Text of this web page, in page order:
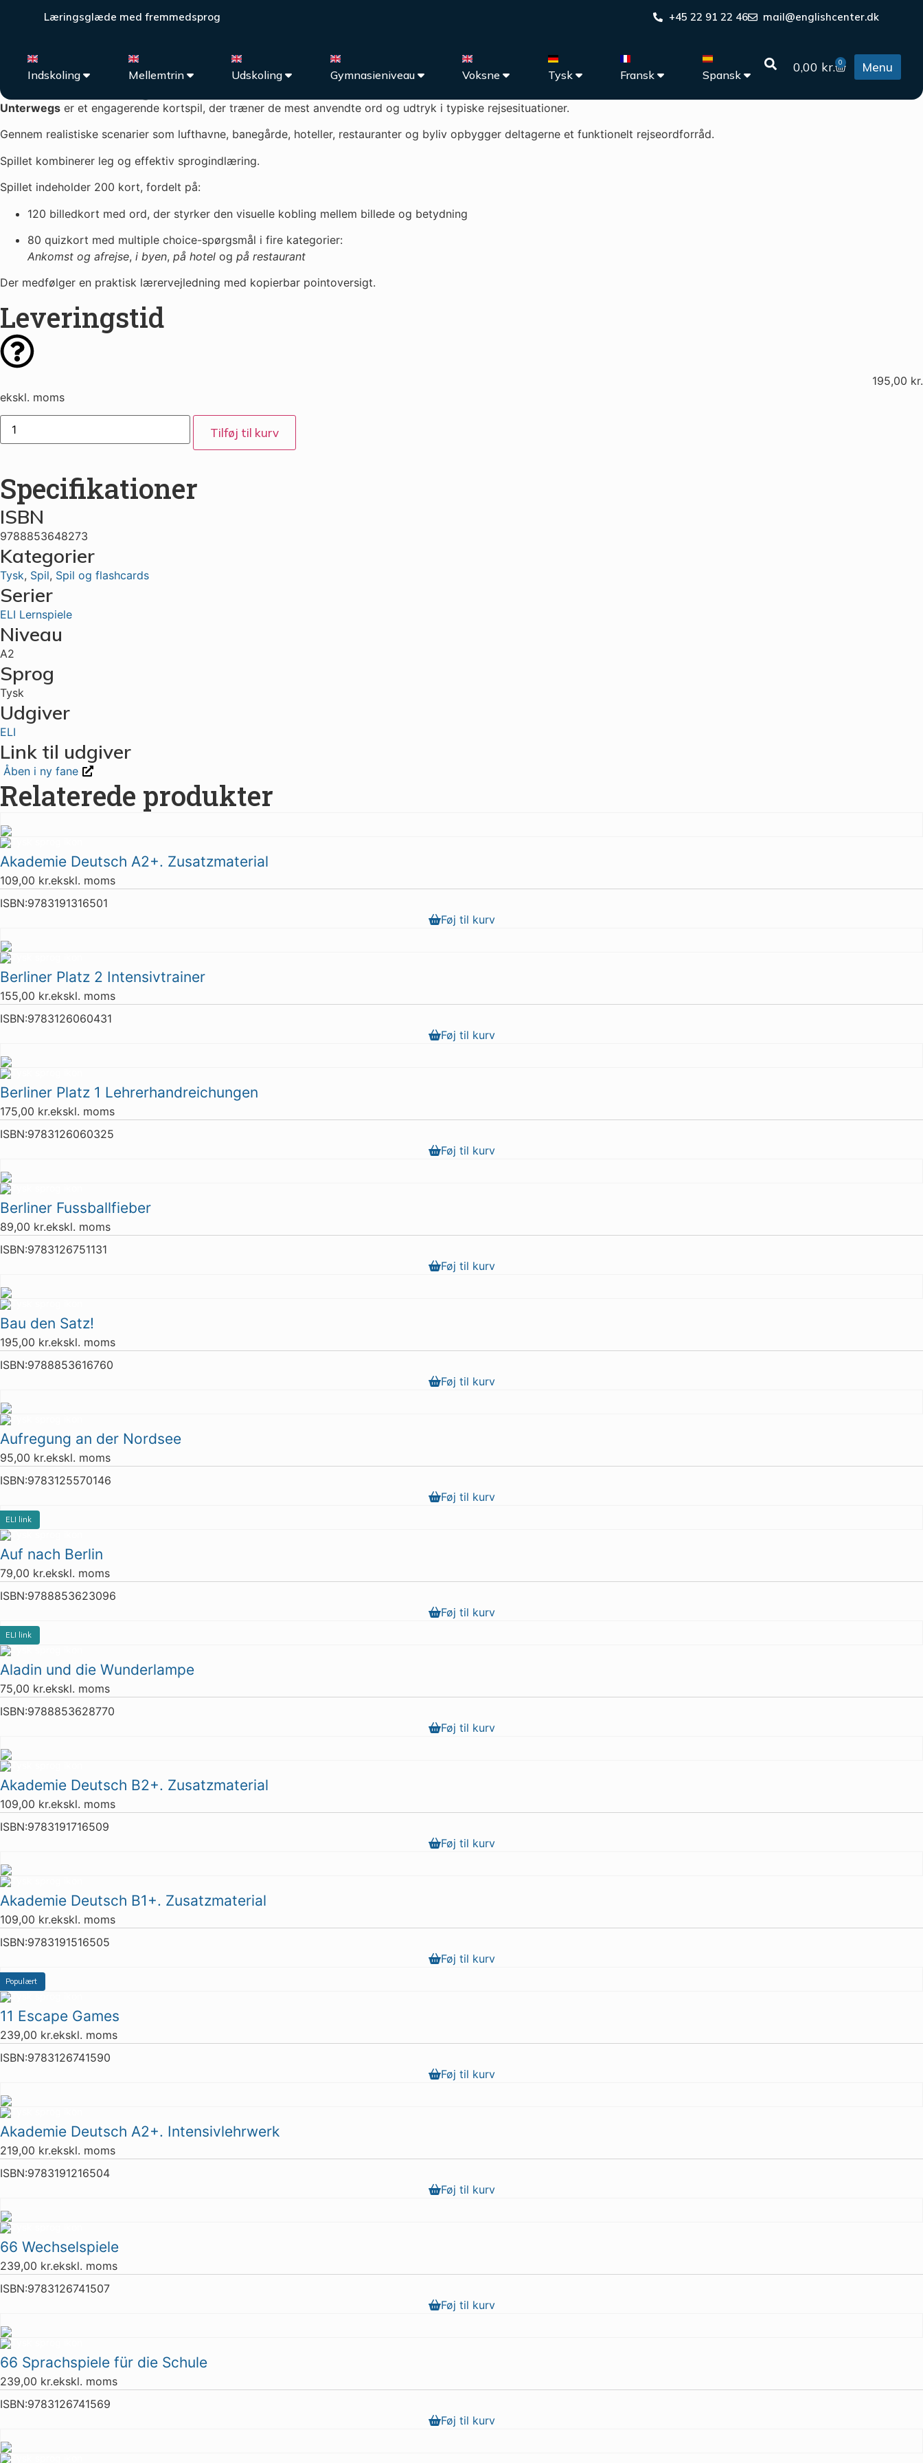
Læringsglæde med fremmedsprog +45 22 91 22 46 mail@englishcenter.dk
Indskoling Mellemtrin Udskoling Gymnasieniveau Voksne Tysk Fransk Spansk 0,00 kr. 0 Menu
Unterwegs
Unterwegs er et engagerende kortspil, der træner de mest anvendte ord og udtryk i typiske rejsesituationer.
Gennem realistiske scenarier som lufthavne, banegårde, hoteller, restauranter og byliv opbygger deltagerne et funktionelt rejseordforråd.
Spillet kombinerer leg og effektiv sprogindlæring.
Spillet indeholder 200 kort, fordelt på:
120 billedkort med ord, der styrker den visuelle kobling mellem billede og betydning
80 quizkort med multiple choice-spørgsmål i fire kategorier:
Ankomst og afrejse, i byen, på hotel og på restaurant
Der medfølger en praktisk lærervejledning med kopierbar pointoversigt.
Leveringstid
195,00 kr.
ekskl. moms
Tilføj til kurv
Specifikationer
ISBN
9788853648273
Kategorier
Tysk, Spil, Spil og flashcards
Serier
ELI Lernspiele
Niveau
A2
Sprog
Tysk
Udgiver
ELI
Link til udgiver
Åben i ny fane
Relaterede produkter
Akademie Deutsch A2+. Zusatzmaterial
109,00 kr.ekskl. moms
ISBN:9783191316501
Føj til kurv
Berliner Platz 2 Intensivtrainer
155,00 kr.ekskl. moms
ISBN:9783126060431
Føj til kurv
Berliner Platz 1 Lehrerhandreichungen
175,00 kr.ekskl. moms
ISBN:9783126060325
Føj til kurv
Berliner Fussballfieber
89,00 kr.ekskl. moms
ISBN:9783126751131
Føj til kurv
Bau den Satz!
195,00 kr.ekskl. moms
ISBN:9788853616760
Føj til kurv
Aufregung an der Nordsee
95,00 kr.ekskl. moms
ISBN:9783125570146
Føj til kurv
ELI link
Auf nach Berlin
79,00 kr.ekskl. moms
ISBN:9788853623096
Føj til kurv
ELI link
Aladin und die Wunderlampe
75,00 kr.ekskl. moms
ISBN:9788853628770
Føj til kurv
Akademie Deutsch B2+. Zusatzmaterial
109,00 kr.ekskl. moms
ISBN:9783191716509
Føj til kurv
Akademie Deutsch B1+. Zusatzmaterial
109,00 kr.ekskl. moms
ISBN:9783191516505
Føj til kurv
Populært
11 Escape Games
239,00 kr.ekskl. moms
ISBN:9783126741590
Føj til kurv
Akademie Deutsch A2+. Intensivlehrwerk
219,00 kr.ekskl. moms
ISBN:9783191216504
Føj til kurv
66 Wechselspiele
239,00 kr.ekskl. moms
ISBN:9783126741507
Føj til kurv
66 Sprachspiele für die Schule
239,00 kr.ekskl. moms
ISBN:9783126741569
Føj til kurv